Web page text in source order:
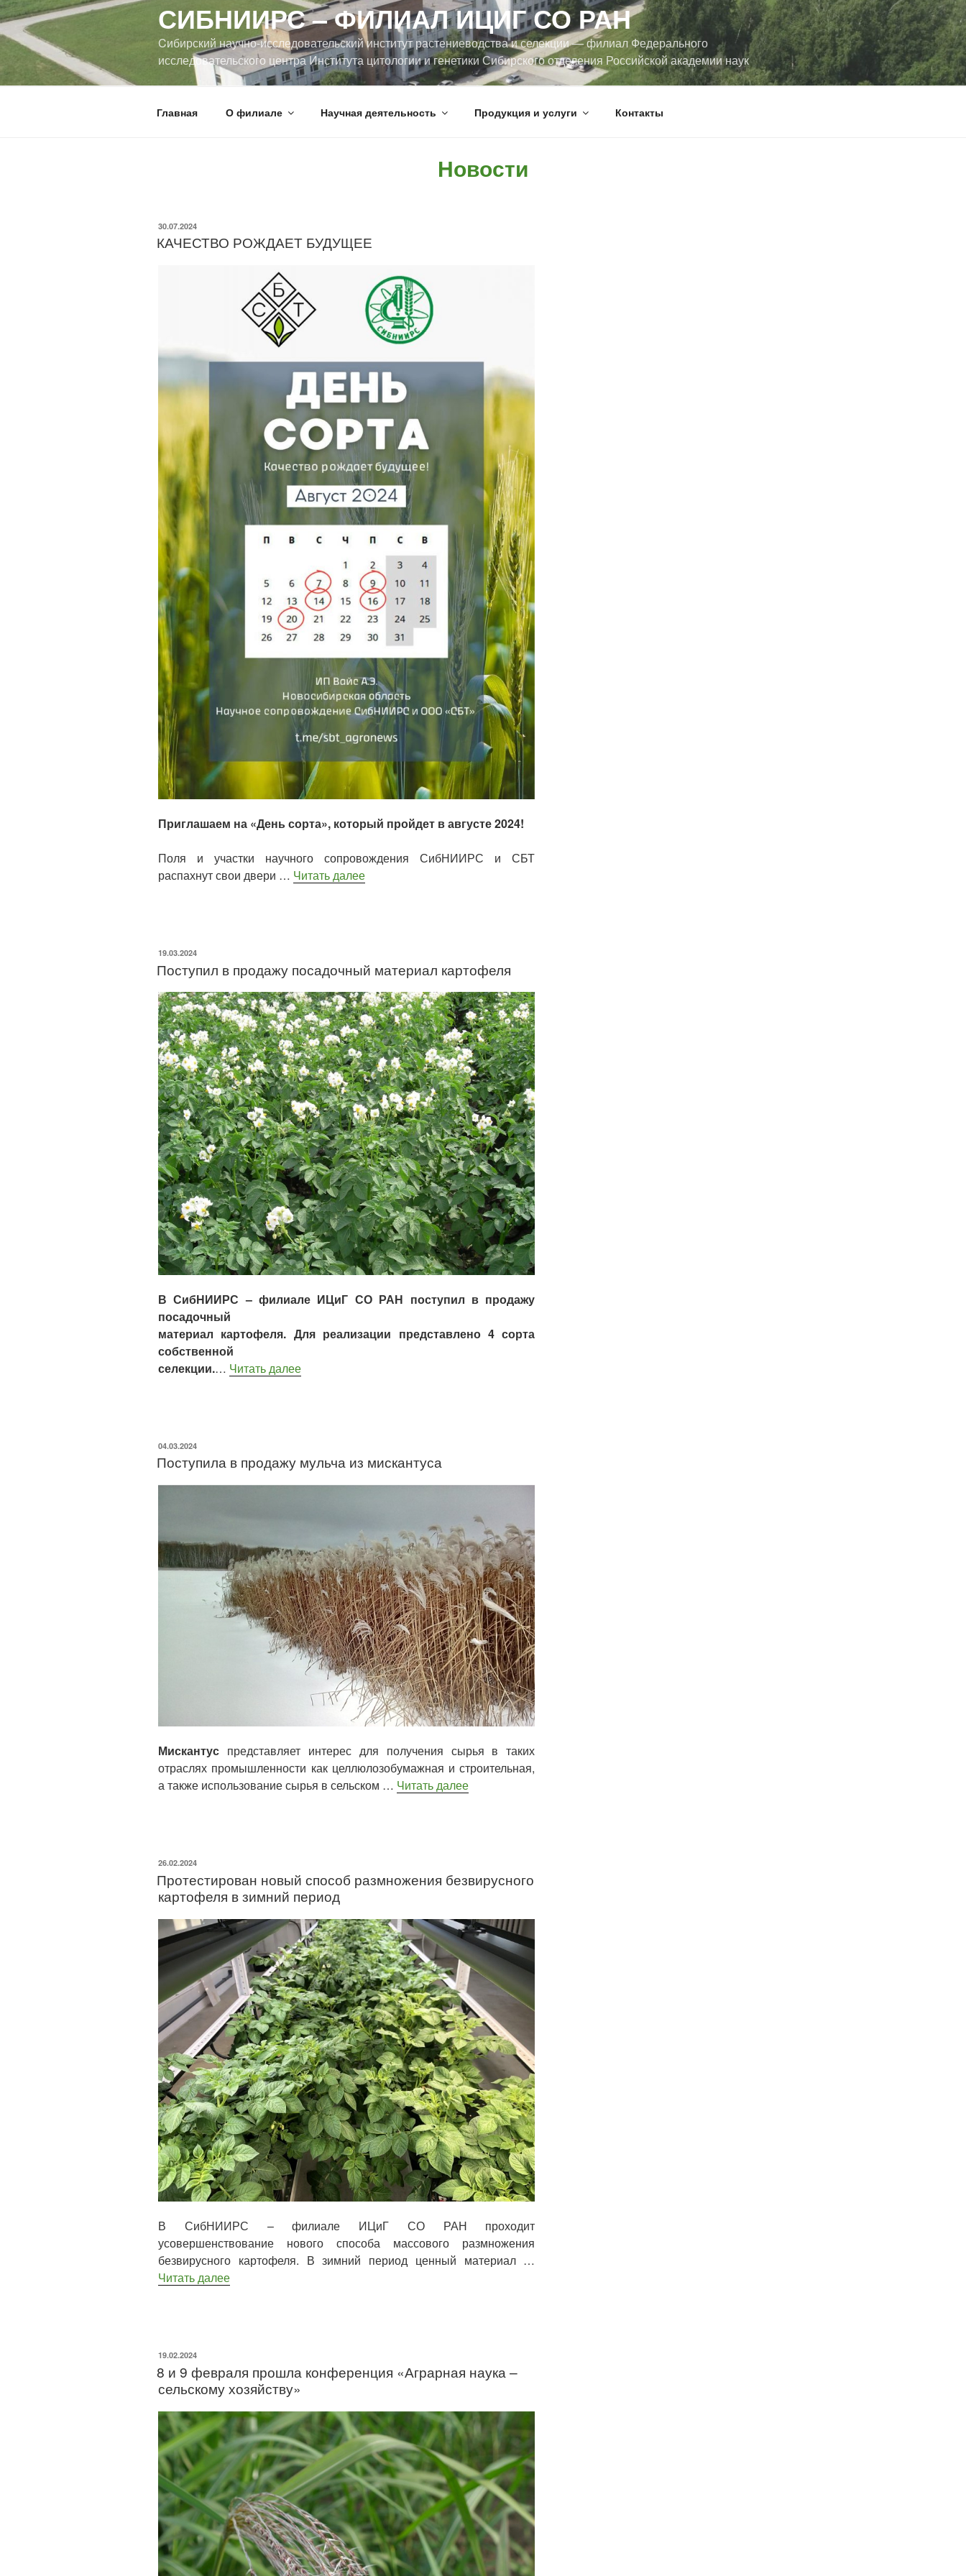
СИБНИИРС – ФИЛИАЛ ИЦИГ СО РАН
Cибирский научно-исследовательский институт растениеводства и селекции — филиал Федерального
исследовательского центра Института цитологии и генетики Сибирского отделения Российской академии наук
Главная О филиале Научная деятельность Продукция и услуги Контакты
Новости
30.07.2024
КАЧЕСТВО РОЖДАЕТ БУДУЩЕЕ
Приглашаем на «День сорта», который пройдет в августе 2024!
Поля и участки научного сопровождения СибНИИРС и СБТ
распахнут свои двери … Читать далее
19.03.2024
Поступил в продажу посадочный материал картофеля
В СибНИИРС – филиале ИЦиГ СО РАН поступил в продажу
посадочный
материал картофеля. Для реализации представлено 4 сорта
собственной
селекции.… Читать далее
04.03.2024
Поступила в продажу мульча из мискантуса
Мискантус представляет интерес для получения сырья в таких
отраслях промышленности как целлюлозобумажная и строительная,
а также использование сырья в сельском … Читать далее
26.02.2024
Протестирован новый способ размножения безвирусного
картофеля в зимний период
В СибНИИРС – филиале ИЦиГ СО РАН проходит
усовершенствование нового способа массового размножения
безвирусного картофеля. В зимний период ценный материал …
Читать далее
19.02.2024
8 и 9 февраля прошла конференция «Аграрная наука –
сельскому хозяйству»